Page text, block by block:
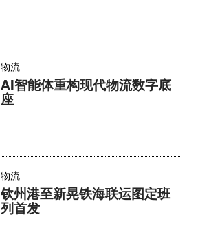
物流
AI智能体重构现代物流数字底
座
物流
钦州港至新晃铁海联运图定班
列首发